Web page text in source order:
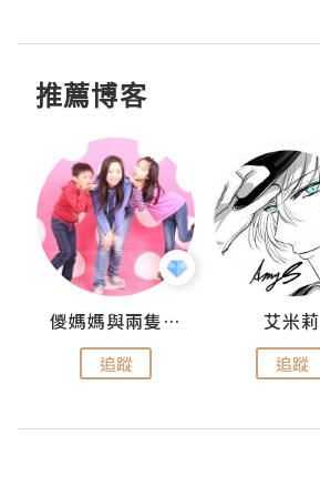
推薦博客
儍媽媽與兩隻小魔怪之家
追蹤
艾米莉
追蹤